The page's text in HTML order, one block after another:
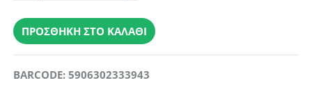
iPhone
17
Protect
ΠΡΟΣΘΉΚΗ ΣΤΟ ΚΑΛΆΘΙ
BARCODE: 5906302333943